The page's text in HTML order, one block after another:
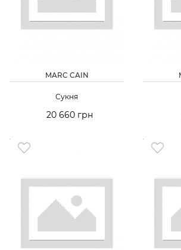
MARC CAIN
Сукня
20 660 грн